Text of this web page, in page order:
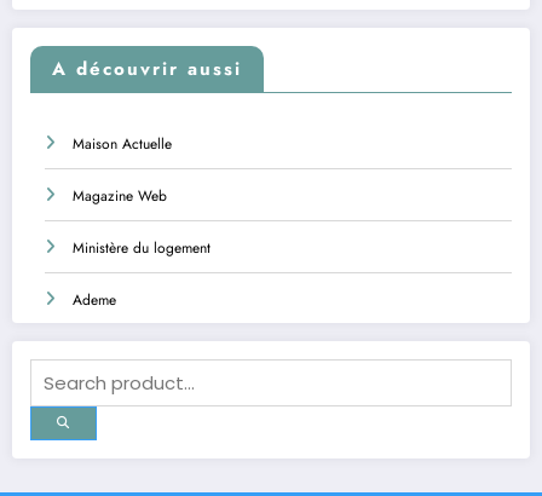
A découvrir aussi
Maison Actuelle
Magazine Web
Ministère du logement
Ademe